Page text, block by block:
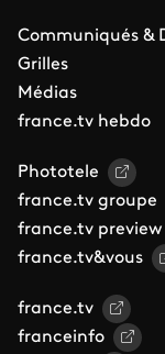
Communiqués &
Grilles
Médias
france.tv hebdo
Phototele
france.tv groupe
france.tv preview
france.tv&vous
france.tv
franceinfo